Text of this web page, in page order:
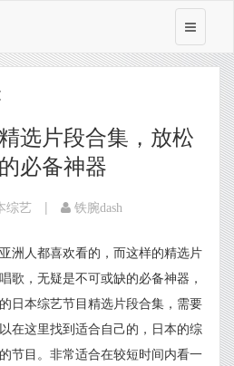
选片段合集，放松
必备神器
综艺 | 铁腕dash
洲人都喜欢看的，而这样的精选片
歌，无疑是不可或缺的必备神器，
日本综艺节目精选片段合集，需要
在这里找到适合自己的，日本的综
节目。非常适合在较短时间内看一